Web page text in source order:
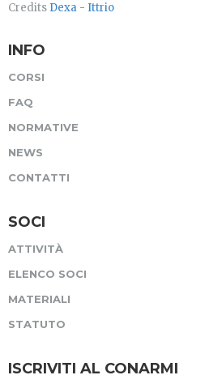
Credits Dexa - Ittrio
INFO
CORSI
FAQ
NORMATIVE
NEWS
CONTATTI
SOCI
ATTIVITÀ
ELENCO SOCI
MATERIALI
STATUTO
ISCRIVITI AL CONARMI